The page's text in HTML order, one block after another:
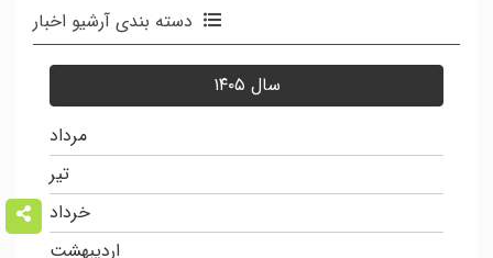
دسته بندی آرشیو اخبار
سال ۱۴۰۵
مرداد
تیر
خرداد
اردیبهشت